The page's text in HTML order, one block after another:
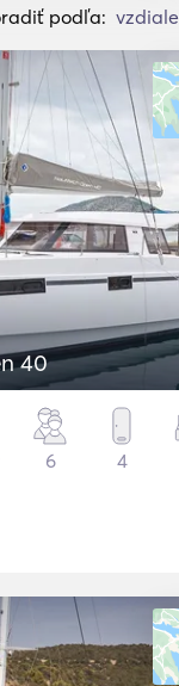
podľa:
40
6 4